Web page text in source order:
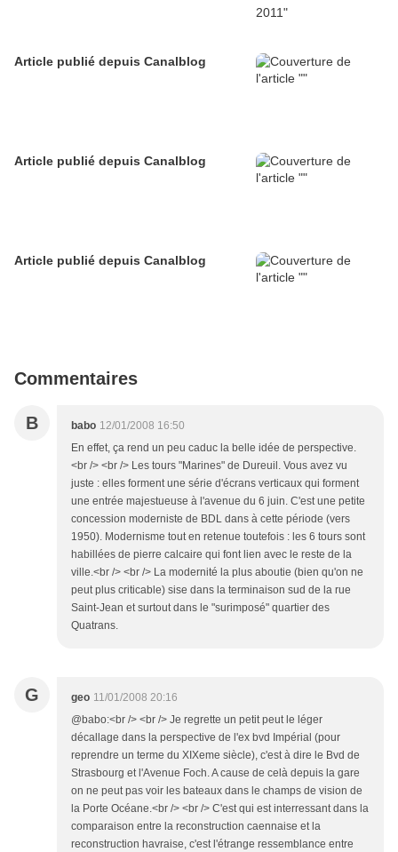
Article publié depuis Canalblog
Article publié depuis Canalblog
Article publié depuis Canalblog
Commentaires
B babo 12/01/2008 16:50
En effet, ça rend un peu caduc la belle idée de perspective.
<br /> <br /> Les tours "Marines" de Dureuil. Vous avez vu
juste : elles forment une série d'écrans verticaux qui forment
une entrée majestueuse à l'avenue du 6 juin. C'est une petite
concession moderniste de BDL dans à cette période (vers
1950). Modernisme tout en retenue toutefois : les 6 tours sont
habillées de pierre calcaire qui font lien avec le reste de la
ville.<br /> <br /> La modernité la plus aboutie (bien qu'on ne
peut plus criticable) sise dans la terminaison sud de la rue
Saint-Jean et surtout dans le "surimposé" quartier des
Quatrans.
G geo 11/01/2008 20:16
@babo:<br /> <br /> Je regrette un petit peut le léger
décallage dans la perspective de l'ex bvd Impérial (pour
reprendre un terme du XIXeme siècle), c'est à dire le Bvd de
Strasbourg et l'Avenue Foch. A cause de celà depuis la gare
on ne peut pas voir les bateaux dans le champs de vision de
la Porte Océane.<br /> <br /> C'est qui est interressant dans la
comparaison entre la reconstruction caennaise et la
reconstruction havraise, c'est l'étrange ressemblance entre